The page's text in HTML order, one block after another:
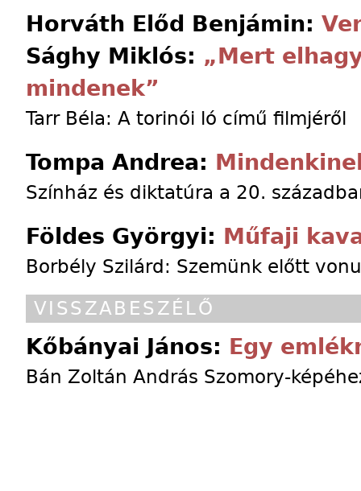
Horváth Előd Benjámin:
Sághy Miklós: „Mert
mindenek”
Tarr Béla: A torinói ló című filmjéről
Tompa Andrea:
Színház és diktatúra a 20.
Földes Györgyi: Műfaji
Borbély Szilárd: Szemünk előtt
VISSZABESZÉLŐ
Kőbányai János: Egy
Bán Zoltán András Szomory-